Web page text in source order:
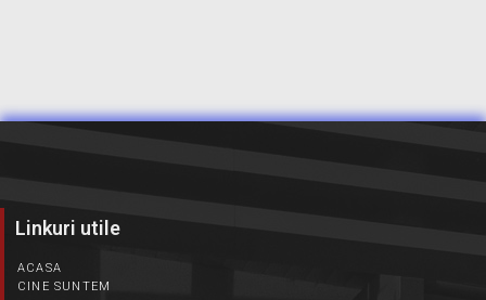
Linkuri utile
ACASA
CINE SUNTEM